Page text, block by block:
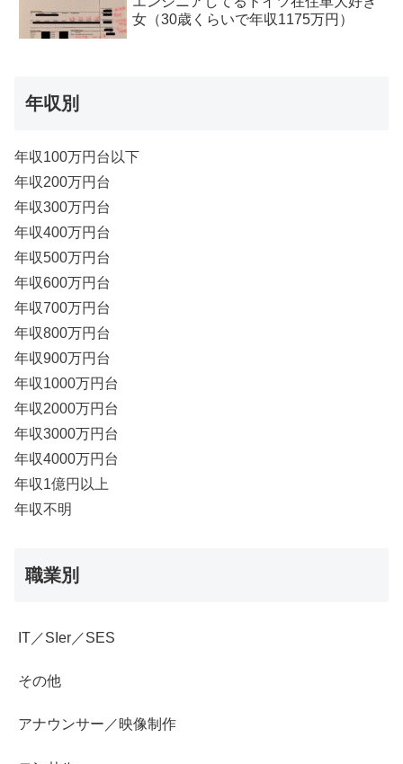
女（30歳くらいで年収1175万円）
年収別
年収100万円台以下
年収200万円台
年収300万円台
年収400万円台
年収500万円台
年収600万円台
年収700万円台
年収800万円台
年収900万円台
年収1000万円台
年収2000万円台
年収3000万円台
年収4000万円台
年収1億円以上
年収不明
職業別
IT／SIer／SES
その他
アナウンサー／映像制作